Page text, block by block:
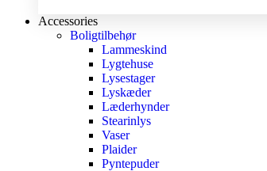
Accessories
Boligtilbehør
Lammeskind
Lygtehuse
Lysestager
Lyskæder
Læderhynder
Stearinlys
Vaser
Plaider
Pyntepuder